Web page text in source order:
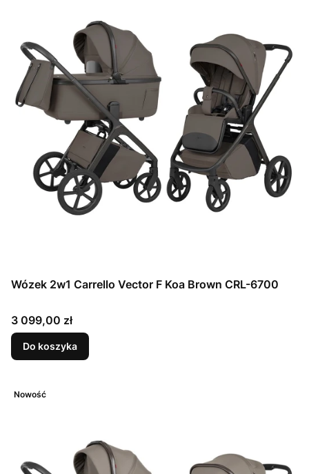
Wózek 2w1 Carrello Vector F Koa Brown CRL-6700
Cena
3 099,00 zł
Do koszyka
Nowość